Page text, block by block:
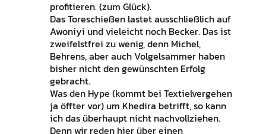
profitieren. (zum Glück).
Das Toreschießen lastet ausschließlich auf
Awoniyi und vieleicht noch Becker. Das ist
zweifelstfrei zu wenig, denn Michel,
Behrens, aber auch Volgelsammer haben
bisher nicht den gewünschten Erfolg
gebracht.
Was den Hype (kommt bei Textielvergehen
ja öffter vor) um Khedira betrifft, so kann
ich das überhaupt nicht nachvollziehen.
Denn wir reden hier über einen